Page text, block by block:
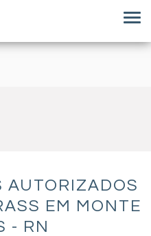
AUTORIZADOS
EM MONTE
- RN